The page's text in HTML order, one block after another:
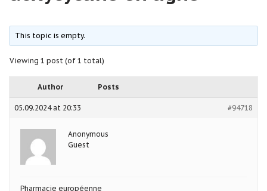
This topic is empty.
Viewing 1 post (of 1 total)
Author Posts
05.09.2024 at 20:33 #94718
Anonymous
Guest
Pharmacie européenne